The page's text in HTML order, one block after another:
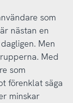
som
nästan en
Men
Med
som
förenklat säga
minskar